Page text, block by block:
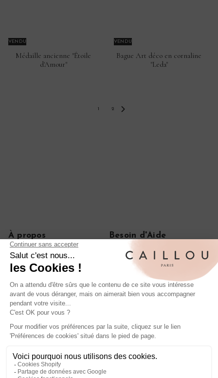
VENDU
Médaille ancienne "Étoile
d'Amour"
VENDU
Bague Art déco en cornaline
"Leda"
1 2
À propos
Notre histoire
On parle de nous
Mentions légales
Besoin d'Aide
Politique de confidentialité
Livraisons et retours
Rétractation de commande
Nos iconiques
Bagues anciennes en diamant
Boucles d'oreilles anciennes en or
Entrer en contact